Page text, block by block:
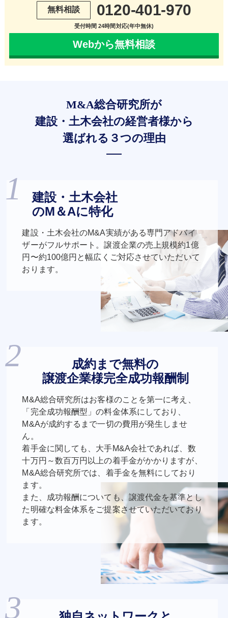
無料相談
0120-401-970
受付時間 24時間対応(年中無休)
Webから無料相談
M&A総合研究所が
建設・土木会社の経営者様から
選ばれる３つの理由
建設・土木会社
のM＆Aに特化
建設・土木会社のM&A実績がある専門アドバイ
ザーがフルサポート。譲渡企業の売上規模約1億
円〜約100億円と幅広くご対応させていただいて
おります。
成約まで無料の
譲渡企業様完全成功報酬制
M&A総合研究所はお客様のことを第一に考え、
「完全成功報酬型」の料金体系にしており、
M&Aが成約するまで一切の費用が発生しませ
ん。
着手金に関しても、大手M&A会社であれば、数
十万円～数百万円以上の着手金がかかりますが、
M&A総合研究所では、着手金を無料にしており
ます。
また、成功報酬についても、譲渡代金を基準とし
た明確な料金体系をご提案させていただいており
ます。